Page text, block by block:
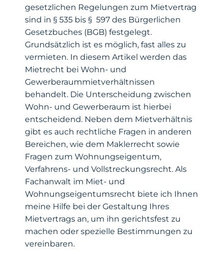
gesetzlichen Regelungen zum Mietvertrag
sind in § 535 bis § 597 des Bürgerlichen
Gesetzbuches (BGB) festgelegt.
Grundsätzlich ist es möglich, fast alles zu
vermieten. In diesem Artikel werden das
Mietrecht bei Wohn- und
Gewerberaummietverhältnissen
behandelt. Die Unterscheidung zwischen
Wohn- und Gewerberaum ist hierbei
entscheidend. Neben dem Mietverhältnis
gibt es auch rechtliche Fragen in anderen
Bereichen, wie dem Maklerrecht sowie
Fragen zum Wohnungseigentum,
Verfahrens- und Vollstreckungsrecht. Als
Fachanwalt im Miet- und
Wohnungseigentumsrecht biete ich Ihnen
meine Hilfe bei der Gestaltung Ihres
Mietvertrags an, um ihn gerichtsfest zu
machen oder spezielle Bestimmungen zu
vereinbaren.